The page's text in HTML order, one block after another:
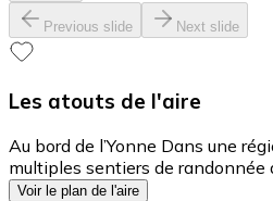
Previous slide Next slide
Les atouts de l'aire
Au bord de l’Yonne Dans une
multiples sentiers de randonnée
Voir le plan de l'aire